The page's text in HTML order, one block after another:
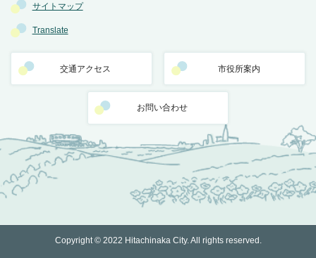
サイトマップ
Translate
交通アクセス 市役所案内
お問い合わせ
Copyright © 2022 Hitachinaka City. All rights reserved.